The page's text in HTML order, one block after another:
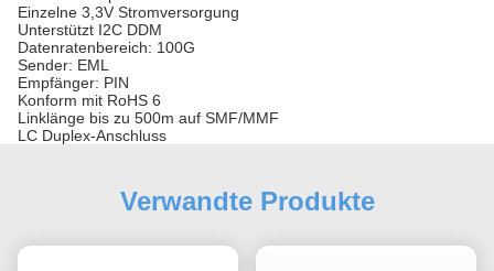
Einzelne 3,3V Stromversorgung
Unterstützt I2C DDM
Datenratenbereich: 100G
Sender: EML
Empfänger: PIN
Konform mit RoHS 6
Linklänge bis zu 500m auf SMF/MMF
LC Duplex-Anschluss
Verwandte Produkte